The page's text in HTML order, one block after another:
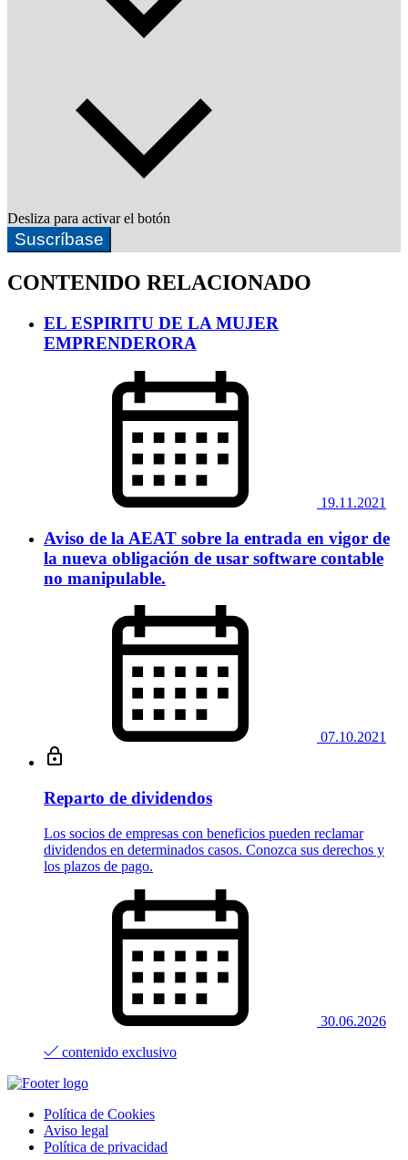
Desliza para activar el botón
Suscríbase
CONTENIDO RELACIONADO
EL ESPIRITU DE LA MUJER
EMPRENDERORA
19.11.2021
Aviso de la AEAT sobre la entrada en vigor de
la nueva obligación de usar software contable
no manipulable.
07.10.2021
Reparto de dividendos
Los socios de empresas con beneficios pueden reclamar
dividendos en determinados casos. Conozca sus derechos y
los plazos de pago.
30.06.2026
contenido exclusivo
Política de Cookies
Aviso legal
Política de privacidad